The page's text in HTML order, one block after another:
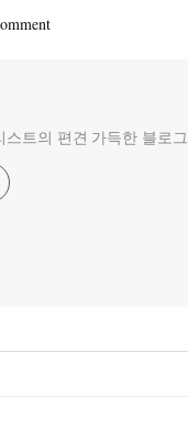
스트의 편견 가득한 블로그